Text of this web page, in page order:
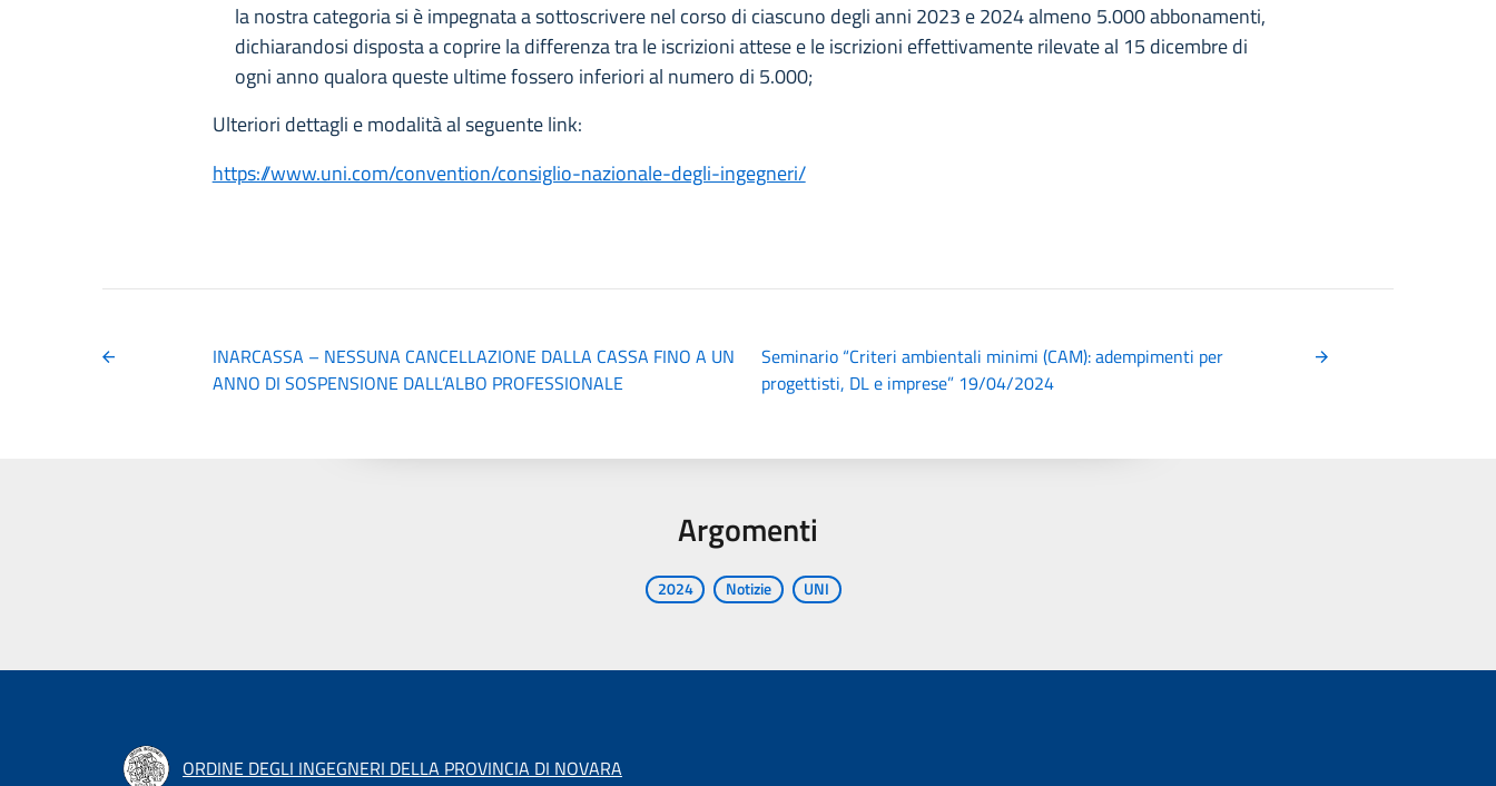
la nostra categoria si è impegnata a sottoscrivere nel corso di ciascuno degli anni 2023 e 2024 almeno 5.000 abbonamenti,
dichiarandosi disposta a coprire la differenza tra le iscrizioni attese e le iscrizioni effettivamente rilevate al 15 dicembre di
ogni anno qualora queste ultime fossero inferiori al numero di 5.000;
Ulteriori dettagli e modalità al seguente link:
https://www.uni.com/convention/consiglio-nazionale-degli-ingegneri/
INARCASSA – NESSUNA CANCELLAZIONE DALLA CASSA FINO A UN
ANNO DI SOSPENSIONE DALL’ALBO PROFESSIONALE
Seminario “Criteri ambientali minimi (CAM): adempimenti per
progettisti, DL e imprese” 19/04/2024
Argomenti
2024 Notizie UNI
ORDINE DEGLI INGEGNERI DELLA PROVINCIA DI NOVARA